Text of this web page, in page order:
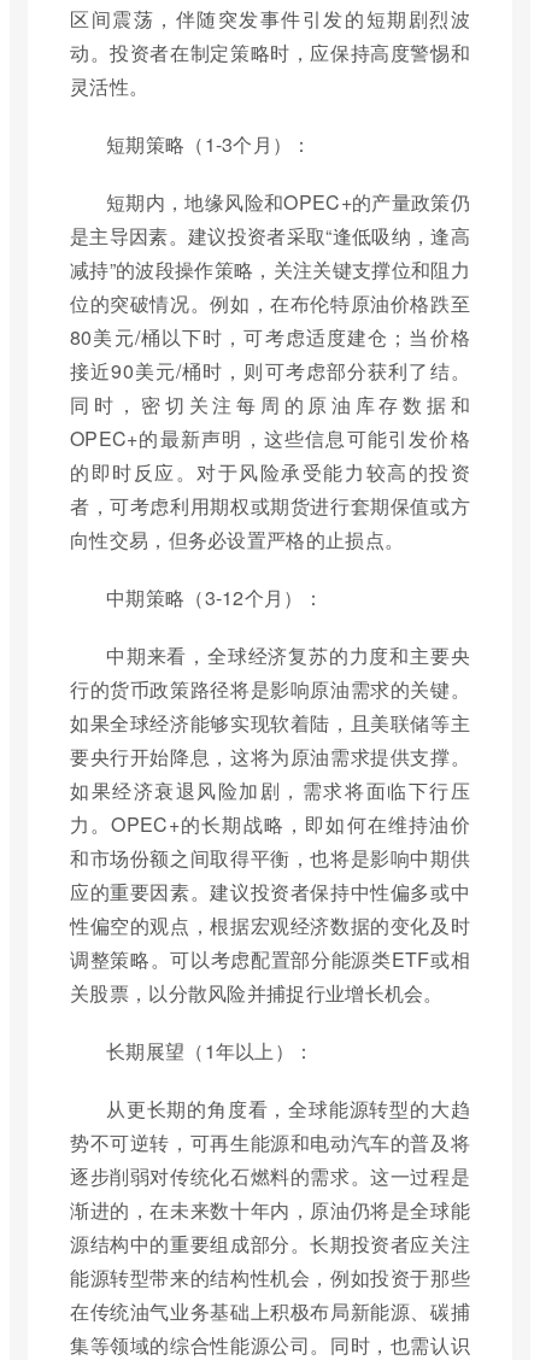
区间震荡，伴随突发事件引发的短期剧烈波
动。投资者在制定策略时，应保持高度警惕和
灵活性。
短期策略（1-3个月）：
短期内，地缘风险和OPEC+的产量政策仍
是主导因素。建议投资者采取“逢低吸纳，逢高
减持”的波段操作策略，关注关键支撑位和阻力
位的突破情况。例如，在布伦特原油价格跌至
80美元/桶以下时，可考虑适度建仓；当价格
接近90美元/桶时，则可考虑部分获利了结。
同时，密切关注每周的原油库存数据和
OPEC+的最新声明，这些信息可能引发价格
的即时反应。对于风险承受能力较高的投资
者，可考虑利用期权或期货进行套期保值或方
向性交易，但务必设置严格的止损点。
中期策略（3-12个月）：
中期来看，全球经济复苏的力度和主要央
行的货币政策路径将是影响原油需求的关键。
如果全球经济能够实现软着陆，且美联储等主
要央行开始降息，这将为原油需求提供支撑。
如果经济衰退风险加剧，需求将面临下行压
力。OPEC+的长期战略，即如何在维持油价
和市场份额之间取得平衡，也将是影响中期供
应的重要因素。建议投资者保持中性偏多或中
性偏空的观点，根据宏观经济数据的变化及时
调整策略。可以考虑配置部分能源类ETF或相
关股票，以分散风险并捕捉行业增长机会。
长期展望（1年以上）：
从更长期的角度看，全球能源转型的大趋
势不可逆转，可再生能源和电动汽车的普及将
逐步削弱对传统化石燃料的需求。这一过程是
渐进的，在未来数十年内，原油仍将是全球能
源结构中的重要组成部分。长期投资者应关注
能源转型带来的结构性机会，例如投资于那些
在传统油气业务基础上积极布局新能源、碳捕
集等领域的综合性能源公司。同时，也需认识